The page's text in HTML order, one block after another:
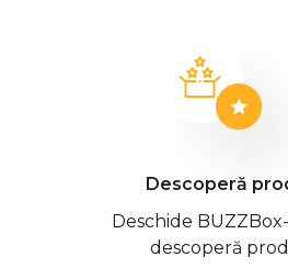
Descoperă
Deschide
descoperă